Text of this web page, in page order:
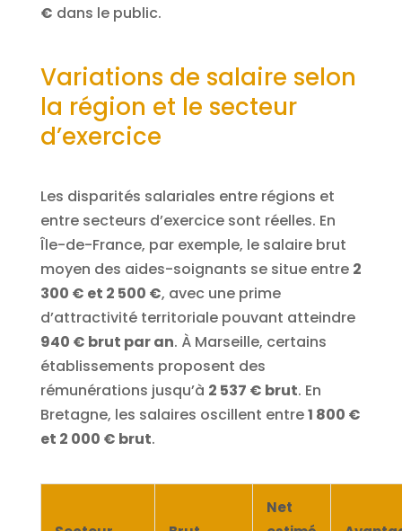
€ dans le public.
Variations de salaire selon
la région et le secteur
d’exercice
Les disparités salariales entre régions et
entre secteurs d’exercice sont réelles. En
Île-de-France, par exemple, le salaire brut
moyen des aides-soignants se situe entre 2
300 € et 2 500 €, avec une prime
d’attractivité territoriale pouvant atteindre
940 € brut par an. À Marseille, certains
établissements proposent des
rémunérations jusqu’à 2 537 € brut. En
Bretagne, les salaires oscillent entre1 800 €
et 2 000 € brut.
Net